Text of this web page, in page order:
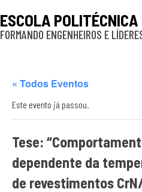
ESCOLA POLITÉCNICA
FORMANDO ENGENHEIROS E
« Todos Eventos
Este evento já passou.
Tese:
dependente da
de revestimentos